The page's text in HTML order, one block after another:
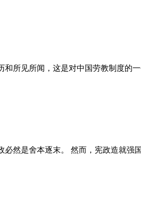
所见所闻，这是对中国劳教制度的
然是舍本逐末。 然而，宪政造就强